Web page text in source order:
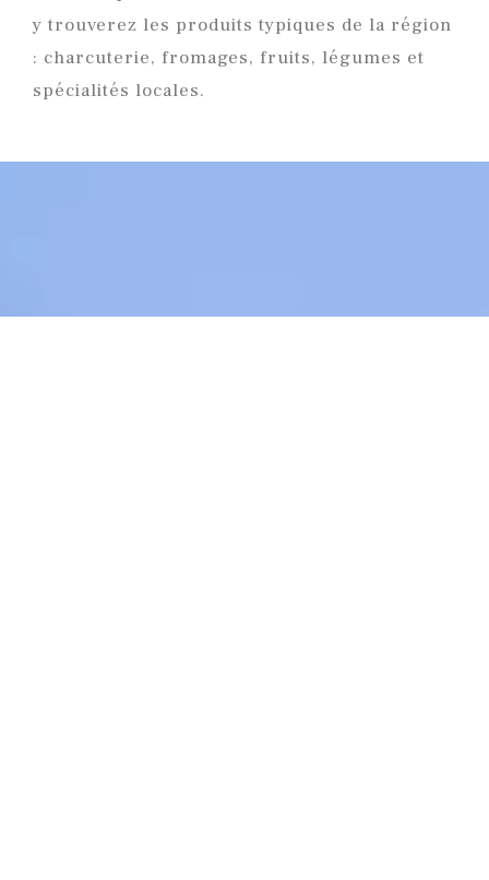
y trouverez les produits typiques de la région
: charcuterie, fromages, fruits, légumes et
spécialités locales.